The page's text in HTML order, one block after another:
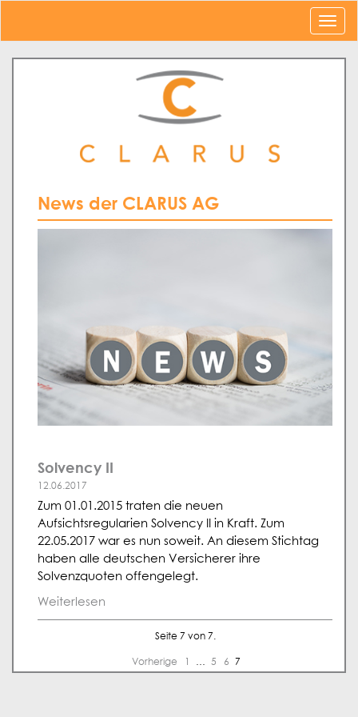
News der CLARUS AG
Solvency II
12.06.2017
Zum 01.01.2015 traten die neuen
Aufsichtsregularien Solvency II in Kraft. Zum
22.05.2017 war es nun soweit. An diesem Stichtag
haben alle deutschen Versicherer ihre
Solvenzquoten offengelegt.
Weiterlesen
Seite 7 von 7.
Vorherige … 5 6 7